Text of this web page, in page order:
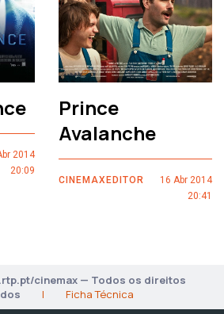
2014
20:09
Prince
Avalanche
CINEMAXEDITOR
16 Abr 2014
20:41
cinemax — Todos os direitos
| Ficha Técnica